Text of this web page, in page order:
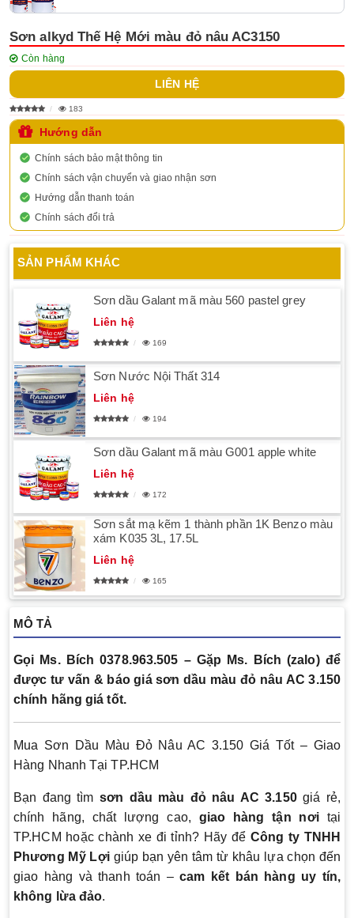
Sơn alkyd Thế Hệ Mới màu đỏ nâu AC3150
Còn hàng
LIÊN HỆ
183
Hướng dẫn
Chính sách bảo mật thông tin
Chính sách vận chuyển và giao nhận sơn
Hướng dẫn thanh toán
Chính sách đổi trả
SẢN PHẨM KHÁC
Sơn dầu Galant mã màu 560 pastel grey
Liên hệ
169
Sơn Nước Nội Thất 314
Liên hệ
194
Sơn dầu Galant mã màu G001 apple white
Liên hệ
172
Sơn sắt mạ kẽm 1 thành phần 1K Benzo màu
xám K035 3L, 17.5L
Liên hệ
165
MÔ TẢ
Gọi Ms. Bích 0378.963.505 – Gặp Ms. Bích (zalo) để
được tư vấn & báo giá sơn dầu màu đỏ nâu AC 3.150
chính hãng giá tốt.
Mua Sơn Dầu Màu Đỏ Nâu AC 3.150 Giá Tốt – Giao
Hàng Nhanh Tại TP.HCM
Bạn đang tìm sơn dầu màu đỏ nâu AC 3.150giá rẻ,
chính hãng, chất lượng cao, giao hàng tận nơitại
TP.HCM hoặc chành xe đi tỉnh? Hãy để Công ty TNHH
Phương Mỹ Lợigiúp bạn yên tâm từ khâu lựa chọn đến
giao hàng và thanh toán –cam kết bán hàng uy tín,
không lừa đảo.